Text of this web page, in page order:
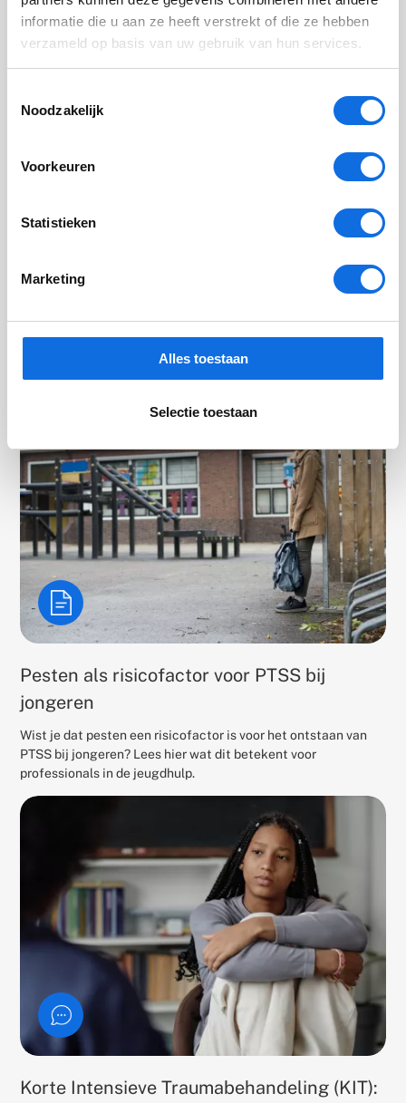
informatie die u aan ze heeft verstrekt of die ze hebben
verzameld op basis van uw gebruik van hun services.
Noodzakelijk
Voorkeuren
Statistieken
Marketing
Alles toestaan
Selectie toestaan
Onderzoek naar IGT-K in volle gang: stand
van zaken
Het onderzoek naar IGT-K is in volle gang. Lees de laatste
stand van zaken, eerste inzichten en wat dit betekent voor de
behandeling van trauma.
Pesten als risicofactor voor PTSS bij
jongeren
Wist je dat pesten een risicofactor is voor het ontstaan van
PTSS bij jongeren? Lees hier wat dit betekent voor
professionals in de jeugdhulp.
Korte Intensieve Traumabehandeling (KIT):